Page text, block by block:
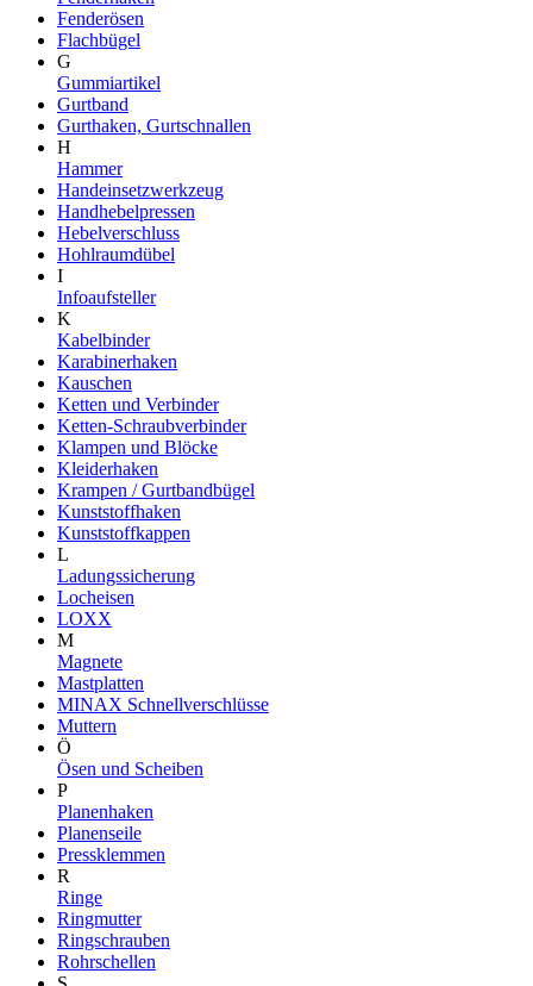
Fenderösen
Flachbügel
G
Gummiartikel
Gurtband
Gurthaken, Gurtschnallen
H
Hammer
Handeinsetzwerkzeug
Handhebelpressen
Hebelverschluss
Hohlraumdübel
I
Infoaufsteller
K
Kabelbinder
Karabinerhaken
Kauschen
Ketten und Verbinder
Ketten-Schraubverbinder
Klampen und Blöcke
Kleiderhaken
Krampen / Gurtbandbügel
Kunststoffhaken
Kunststoffkappen
L
Ladungssicherung
Locheisen
LOXX
M
Magnete
Mastplatten
MINAX Schnellverschlüsse
Muttern
Ö
Ösen und Scheiben
P
Planenhaken
Planenseile
Pressklemmen
R
Ringe
Ringmutter
Ringschrauben
Rohrschellen